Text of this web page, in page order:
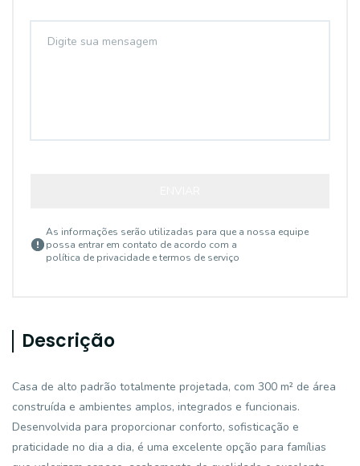
As informações serão utilizadas para que a nossa equipe
possa entrar em contato de acordo com a
política de privacidade e termos de serviço
Descrição
Casa de alto padrão totalmente projetada, com 300 m² de área
construída e ambientes amplos, integrados e funcionais.
Desenvolvida para proporcionar conforto, sofisticação e
praticidade no dia a dia, é uma excelente opção para famílias